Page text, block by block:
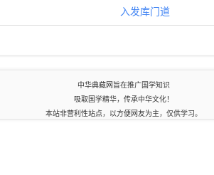
入发库门道
中华典藏网旨在推广国学知识
吸取国学精华，传承中华文化！
本站非营利性站点，以方便网友为主，仅供学习。